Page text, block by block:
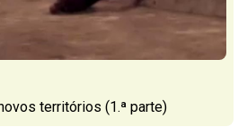
territórios (1.ª parte)